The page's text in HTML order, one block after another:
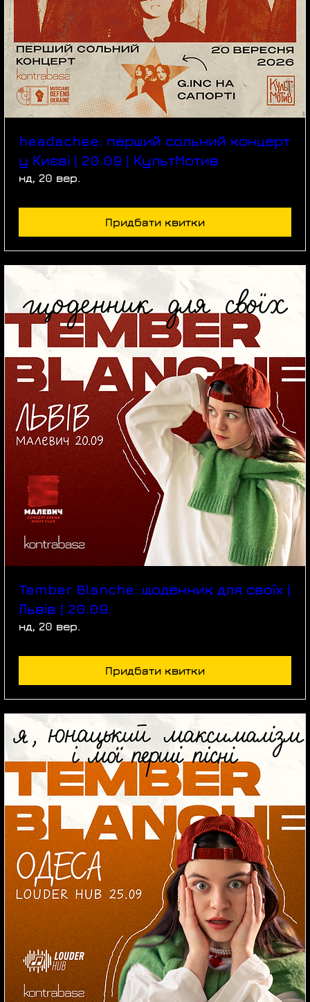
headachee: перший сольний концерт
у Києві | 20.09 | КультМотив
нд, 20 вер.
Придбати квитки
Tember Blanche: щоденник для своїх |
Львів | 20.09.
нд, 20 вер.
Придбати квитки